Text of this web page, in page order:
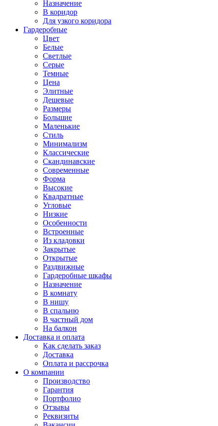
Назначение
В коридор
Для узкого коридора
Гардеробные
Цвет
Белые
Светлые
Серые
Темные
Цена
Элитные
Дешевые
Размеры
Большие
Маленькие
Стиль
Минимализм
Классические
Скандинавские
Современные
Форма
Высокие
Квадратные
Угловые
Низкие
Особенности
Встроенные
Из кладовки
Закрытые
Открытые
Раздвижные
Гардеробные шкафы
Назначение
В комнату
В нишу
В спальню
В частный дом
На балкон
Доставка и оплата
Как сделать заказ
Доставка
Оплата и рассрочка
О компании
Производство
Гарантия
Портфолио
Отзывы
Реквизиты